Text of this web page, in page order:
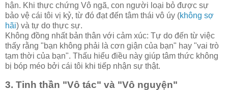
hận. Khi thực chứng Vô ngã, con người loại bỏ được sự
bảo vệ cái tôi vị kỷ, từ đó đạt đến tâm thái vô úy (không sợ
hãi) và tự do thực sự.
Không đồng nhất bản thân với cảm xúc: Tự do đến từ việc
thấy rằng "bạn không phải là cơn giận của bạn" hay "vai trò
tạm thời của bạn". Thấu hiểu điều này giúp tâm thức không
bị bóp méo bởi cái tôi khi tiếp nhận sự thật.
3. Tinh thần "Vô tác" và "Vô nguyện"